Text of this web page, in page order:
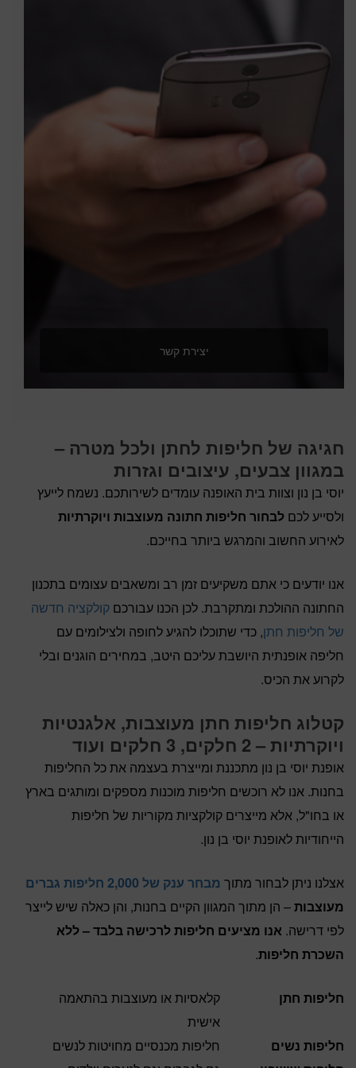
יצירת קשר
חגיגה של חליפות לחתן ולכל מטרה –
במגוון צבעים, עיצובים וגזרות
יוסי בן נון וצוות בית האופנה עומדים לשירותכם. נשמח לייעץ
ולסייע לכם לבחור חליפות חתונה מעוצבות ויוקרתיות
לאירוע החשוב והמרגש ביותר בחייכם.
אנו יודעים כי אתם משקיעים זמן רב ומשאבים עצומים בתכנון
החתונה ההולכת ומתקרבת. לכן הכנו עבורכם קולקציה חדשה
של חליפות חתן, כדי שתוכלו להגיע לחופה ולצילומים עם
חליפה אופנתית היושבת עליכם היטב, במחירים הוגנים ובלי
לקרוע את הכיס.
קטלוג חליפות חתן מעוצבות, אלגנטיות
ויוקרתיות – 2 חלקים, 3 חלקים ועוד
אופנת יוסי בן נון מתכננת ומייצרת בעצמה את כל החליפות
בחנות. אנו לא רוכשים חליפות מוכנות מספקים ומותגים בארץ
או בחו"ל, אלא מייצרים קולקציות מקוריות של חליפות
הייחודיות לאופנת יוסי בן נון.
אצלנו ניתן לבחור מתוך מבחר ענק של 2,000 חליפות גברים
מעוצבות– הן מתוך המגוון הקיים בחנות, והן כאלה שיש לייצר
לפי דרישה. אנו מציעים חליפות לרכישה בלבד – ללא
השכרת חליפות.
חליפות חתן
קלאסיות או מעוצבות בהתאמה
אישית
חליפות נשים
חליפות מכנסיים מחויטות לנשים